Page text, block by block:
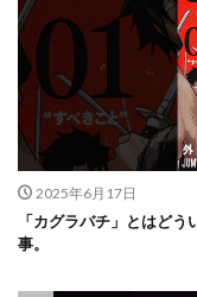
2025年6月17日
「カグラバチ」とはど
事。